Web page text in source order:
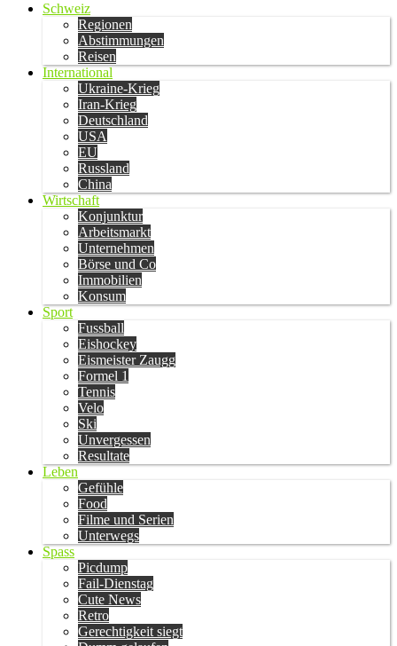
Schweiz
Regionen
Abstimmungen
Reisen
International
Ukraine-Krieg
Iran-Krieg
Deutschland
USA
EU
Russland
China
Wirtschaft
Konjunktur
Arbeitsmarkt
Unternehmen
Börse und Co
Immobilien
Konsum
Sport
Fussball
Eishockey
Eismeister Zaugg
Formel 1
Tennis
Velo
Ski
Unvergessen
Resultate
Leben
Gefühle
Food
Filme und Serien
Unterwegs
Spass
Picdump
Fail-Dienstag
Cute News
Retro
Gerechtigkeit siegt